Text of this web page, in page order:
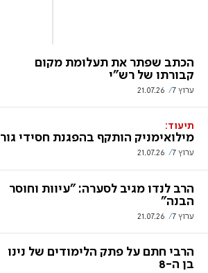
הכתב שפתר את תעלומת מקום
קבורתו של רש"י
ערוץ 7 21.07.26
תיעוד:
מילואימניק הותקף בהפגנת חסידי גור
ערוץ 7 21.07.26
הרב לנדו מגיב לסערה: "עיוות וחוסר
הבנה"
ערוץ 7 21.07.26
הרבי חתם על פתק הלימודים של נינו
בן ה-8